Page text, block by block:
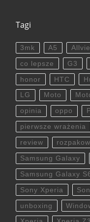
Tagi
3mk A5
co lepsze G3
honor HTC
LG Moto
opinia oppo
pierwsze wrażenia
review
Samsung Galaxy
Samsung Galaxy
Sony Xperia
unboxing